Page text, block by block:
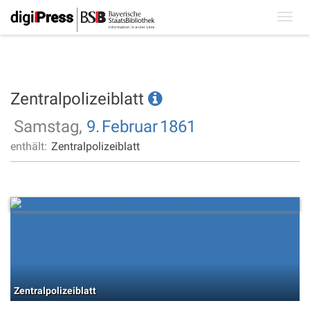
Zentralpolizeiblatt
Samstag, 9. Februar1861
enthält: Zentralpolizeiblatt
Zentralpolizeiblatt